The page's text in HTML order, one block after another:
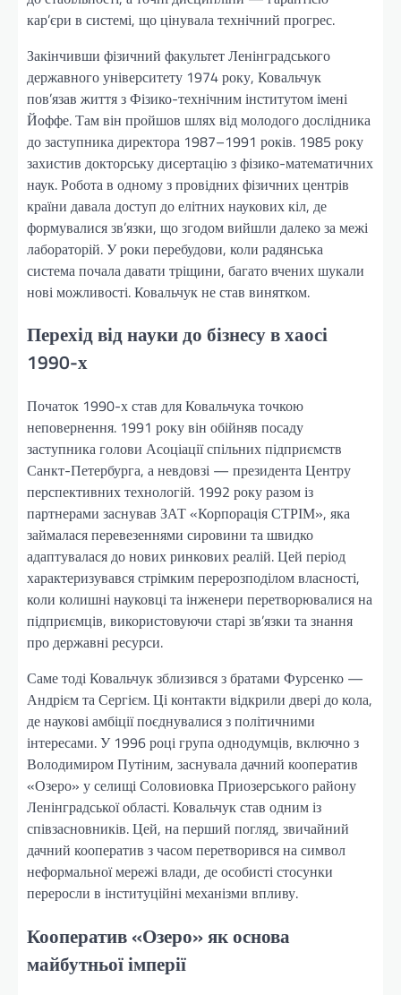
кар’єри в системі, що цінувала технічний прогрес.
Закінчивши фізичний факультет Ленінградського
державного університету 1974 року, Ковальчук
пов’язав життя з Фізико-технічним інститутом імені
Йоффе. Там він пройшов шлях від молодого дослідника
до заступника директора 1987–1991 років. 1985 року
захистив докторську дисертацію з фізико-математичних
наук. Робота в одному з провідних фізичних центрів
країни давала доступ до елітних наукових кіл, де
формувалися зв’язки, що згодом вийшли далеко за межі
лабораторій. У роки перебудови, коли радянська
система почала давати тріщини, багато вчених шукали
нові можливості. Ковальчук не став винятком.
Перехід від науки до бізнесу в хаосі
1990-х
Початок 1990-х став для Ковальчука точкою
неповернення. 1991 року він обійняв посаду
заступника голови Асоціації спільних підприємств
Санкт-Петербурга, а невдовзі — президента Центру
перспективних технологій. 1992 року разом із
партнерами заснував ЗАТ «Корпорація СТРІМ», яка
займалася перевезеннями сировини та швидко
адаптувалася до нових ринкових реалій. Цей період
характеризувався стрімким перерозподілом власності,
коли колишні науковці та інженери перетворювалися на
підприємців, використовуючи старі зв’язки та знання
про державні ресурси.
Саме тоді Ковальчук зблизився з братами Фурсенко —
Андрієм та Сергієм. Ці контакти відкрили двері до кола,
де наукові амбіції поєднувалися з політичними
інтересами. У 1996 році група однодумців, включно з
Володимиром Путіним, заснувала дачний кооператив
«Озеро» у селищі Соловиовка Приозерського району
Ленінградської області. Ковальчук став одним із
співзасновників. Цей, на перший погляд, звичайний
дачний кооператив з часом перетворився на символ
неформальної мережі влади, де особисті стосунки
переросли в інституційні механізми впливу.
Кооператив «Озеро» як основа
майбутньої імперії